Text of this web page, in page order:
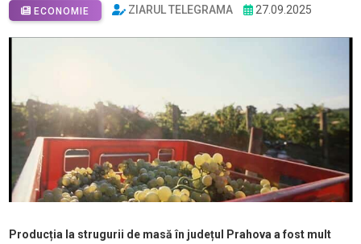
ECONOMIE ZIARUL TELEGRAMA 27.09.2025
Producția la strugurii de masă în județul Prahova a fost mult